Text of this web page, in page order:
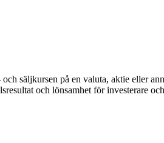
säljkursen på en valuta, aktie eller
och lönsamhet för investerare